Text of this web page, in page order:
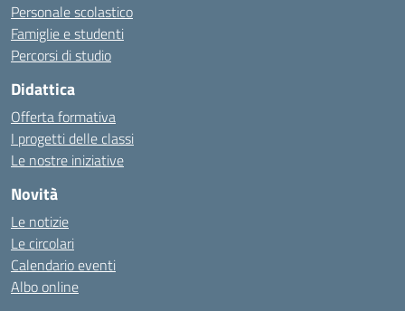
Personale scolastico
Famiglie e studenti
Percorsi di studio
Didattica
Offerta formativa
I progetti delle classi
Le nostre iniziative
Novità
Le notizie
Le circolari
Calendario eventi
Albo online